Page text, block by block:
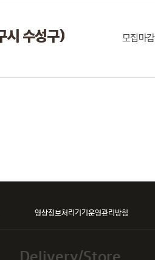
시 수성구) 모집마감
영상정보처리기기운영관리방침
Delivery/Store